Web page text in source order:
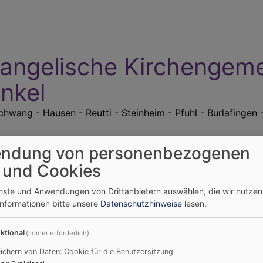
- Hausen - Reutti - Steinheim - Pfuhl - Burlafingen
-
Hausen
Reutti Steinheim Pfuhl-
- Kinderhaus "Unterm Himmelszelt" Reutti - Kinderhaus -
- Kontakt
von personenbezogenen
Cookies
und Anwendungen von Drittanbietern auswählen, die wir
bitte unsere Datenschutzhinweise lesen.
(immer erforderlich)
von Daten: Cookie für die Benutzersitzung